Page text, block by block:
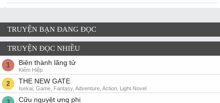
TRUYỆN BẠN ĐANG ĐỌC
TRUYỆN ĐỌC NHIỀU
1 Biên thành lãng tử
Kiếm Hiệp
2 THE NEW GATE
Isekai, Game, Fantasy, Adventure, Action, Light Novel
Cữu nguyệt ưng phi